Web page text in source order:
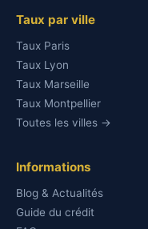
Taux par ville
Taux Paris
Taux Lyon
Taux Marseille
Taux Montpellier
Toutes les villes →
Informations
Blog & Actualités
Guide du crédit